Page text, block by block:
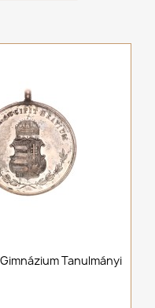
Tanulmányi